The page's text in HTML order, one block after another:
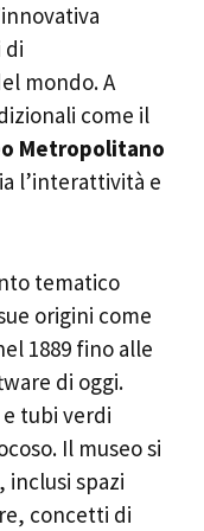
di
mondo. A
come il
Metropolitano
l’interattività e
tematico
origini come
1889 fino alle
di oggi.
tubi verdi
Il museo si
inclusi spazi
concetti di